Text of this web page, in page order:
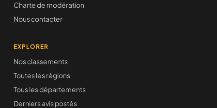
Charte de modération
Nous contacter
EXPLORER
Nos classements
Toutes les régions
Tous les départements
Derniers avis postés